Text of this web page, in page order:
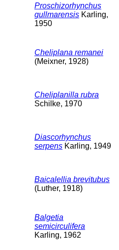
Proschizorhynchus
gullmarensis Karling,
1950
Cheliplana remanei
(Meixner, 1928)
Cheliplanilla rubra
Schilke, 1970
Diascorhynchus
serpens Karling, 1949
Baicalellia brevitubus
(Luther, 1918)
Balgetia
semicirculifera
Karling, 1962